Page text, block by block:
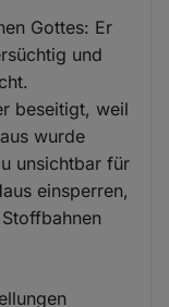
Gottes: Er
und
beseitigt, weil
wurde
unsichtbar für
einsperren,